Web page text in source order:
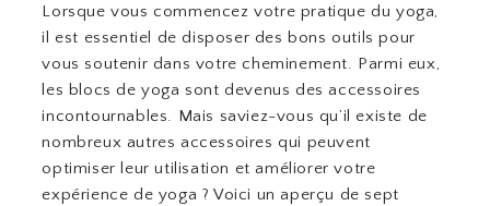
Lorsque vous commencez votre pratique du yoga,
il est essentiel de disposer des bons outils pour
vous soutenir dans votre cheminement. Parmi eux,
les blocs de yoga sont devenus des accessoires
incontournables. Mais saviez-vous qu’il existe de
nombreux autres accessoires qui peuvent
optimiser leur utilisation et améliorer votre
expérience de yoga ? Voici un aperçu de sept